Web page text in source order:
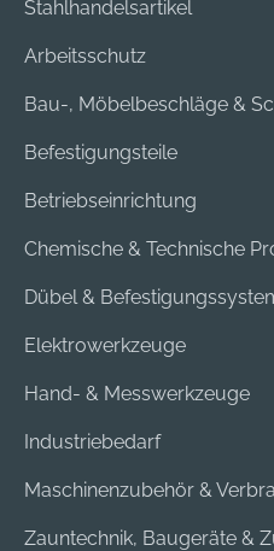
Stahlhandelsartikel
Arbeitsschutz
Bau-, Möbelbeschläge &
Befestigungsteile
Betriebseinrichtung
Chemische & Technische
Dübel &
Elektrowerkzeuge
Hand- & Messwerkzeuge
Industriebedarf
Maschinenzubehör &
Zauntechnik, Baugeräte &